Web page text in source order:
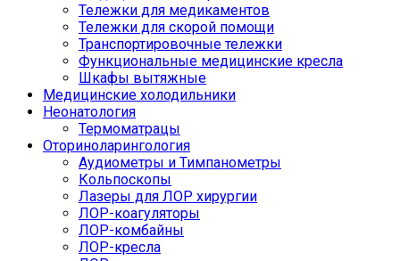
Тележки для медикаментов
Тележки для скорой помощи
Транспортировочные тележки
Функциональные медицинские кресла
Шкафы вытяжные
Медицинские холодильники
Неонатология
Термоматрацы
Оториноларингология
Аудиометры и Тимпанометры
Кольпоскопы
Лазеры для ЛОР хирургии
ЛОР-коагуляторы
ЛОР-комбайны
ЛОР-кресла